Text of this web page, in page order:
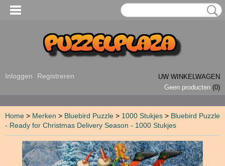
Inloggen Registreren
UW WINKELWAGEN
Geen producten (0)
Home > Merken > Bluebird Puzzle > 1000 Stukjes > Bluebird Puzzle
- Ready for Christmas Delivery Season - 1000 Stukjes